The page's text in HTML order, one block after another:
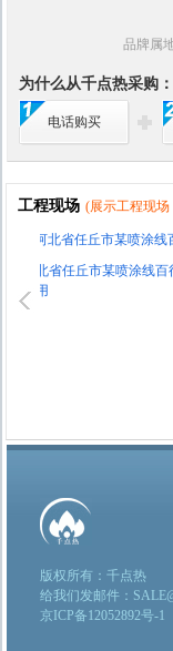
品牌属
为什么从千点热采购：
电话购买
工程现场 (展示工程现
北省任丘市某喷涂线百得燃
版权所有：千点热
给我们发邮件：
京ICP备12052892号-1